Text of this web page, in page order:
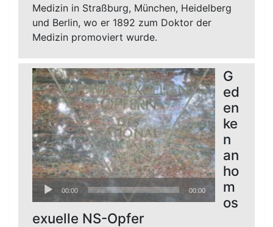
Medizin in Straßburg, München, Heidelberg
und Berlin, wo er 1892 zum Doktor der
Medizin promoviert wurde.
Audio-
Player
00:00 00:00
G
ed
en
ke
n
an
ho
m
os
exuelle NS-Opfer